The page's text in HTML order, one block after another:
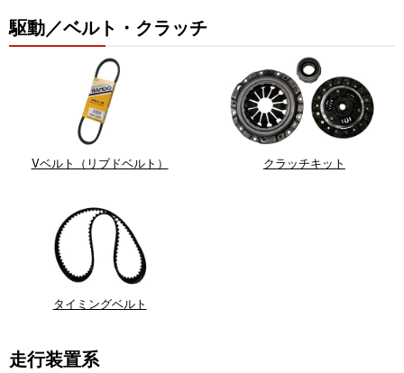
駆動／ベルト・クラッチ
Vベルト（リブドベルト） クラッチキット
タイミングベルト
走行装置系